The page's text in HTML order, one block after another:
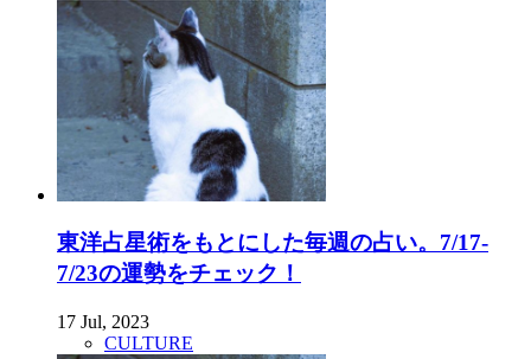
東洋占星術をもとにした毎週の占い。7/17-
7/23の運勢をチェック！
17 Jul, 2023
CULTURE